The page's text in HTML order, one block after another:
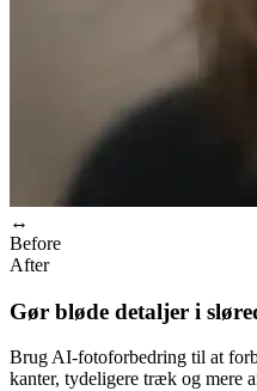
↔
Before
After
Gør bløde detaljer i
Brug AI-fotoforbedring til at
kanter, tydeligere træk og mere